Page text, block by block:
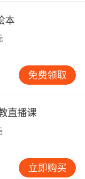
，但是对于步
定是要学习的，
作是英语水平的
学习英语的时候
句话或者一段简
慢慢提高孩子
本
免费领取
直播课
立即购买